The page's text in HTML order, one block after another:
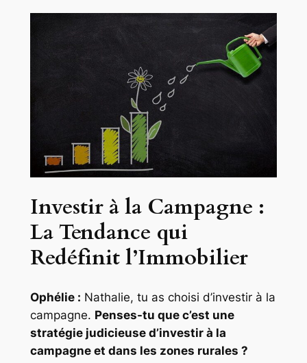
Investir à la Campagne :
La Tendance qui
Redéfinit l’Immobilier
Ophélie : Nathalie, tu as choisi d’investir à la
campagne. Penses-tu que c’est une
stratégie judicieuse d’investir à la
campagne et dans les zones rurales ?